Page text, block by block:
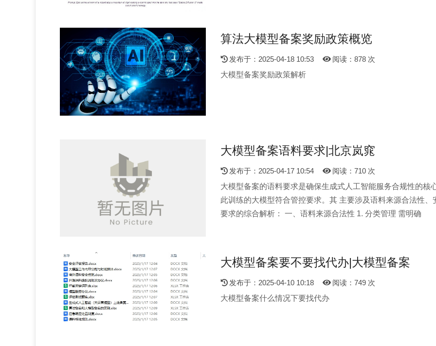
算法大模型备案奖励政策概览
发布于：2025-04-18 10:53
阅读：878 次
大模型备案奖励政策解析
大模型备案语料要求|北京岚窕
发布于：2025-04-17 10:54
阅读：710 次
大模型备案的语料要求是确保生成式人工智能服务合规性的核
此训练的大模型符合管控要求。其 主要涉及语料来源合法性
要求的综合解析： 一、语料来源合法性 1. 分类管理 需明确
大模型备案要不要找代办|大模型备案
发布于：2025-04-10 10:18
阅读：749 次
大模型备案什么情况下要找代办